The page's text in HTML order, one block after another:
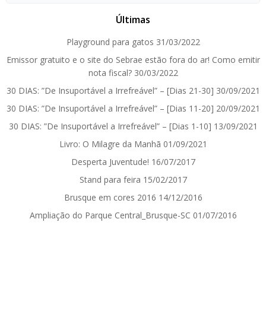
Últimas
Playground para gatos 31/03/2022
Emissor gratuito e o site do Sebrae estão fora do ar! Como emitir
nota fiscal? 30/03/2022
30 DIAS: ”De Insuportável a Irrefreável” – [Dias 21-30] 30/09/2021
30 DIAS: ”De Insuportável a Irrefreável” – [Dias 11-20] 20/09/2021
30 DIAS: ”De Insuportável a Irrefreável” – [Dias 1-10] 13/09/2021
Livro: O Milagre da Manhã 01/09/2021
Desperta Juventude! 16/07/2017
Stand para feira 15/02/2017
Brusque em cores 2016 14/12/2016
Ampliação do Parque Central_Brusque-SC 01/07/2016